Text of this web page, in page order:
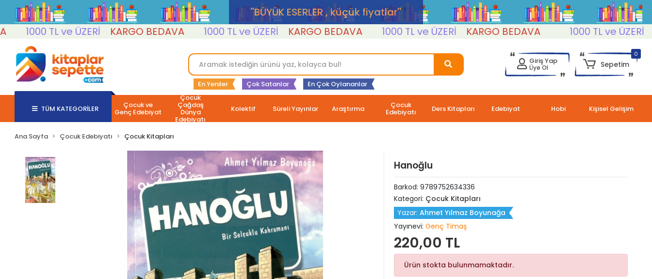
''BÜYÜK ESERLER , küçük fiyatlar''
1000 TL ve ÜZERİ
KARGO BEDAVA 1000 TL ve ÜZERİ KARGO BEDAVA 1000 TL ve ÜZERİ KARGO BEDAVA 1000 TL ve ÜZERİ
En Yeniler Çok Satanlar En Çok Oylananlar
Giriş Yap
Üye Ol
0
Sepetim
TÜM KATEGORİLER Çocuk ve
Genç Edebiyat
Çocuk
Çağdaş
Dünya
Edebiyatı
Kolektif Süreli Yayınlar Araştırma Çocuk
Edebiyatı Ders Kitapları Edebiyat Hobi Kişisel Gelişim
Ana Sayfa Çocuk Edebiyatı Çocuk Kitapları
Hanoğlu
Barkod: 9789752634336
Kategori: Çocuk Kitapları
Yazar: Ahmet Yılmaz Boyunağa
Yayınevi: Genç Timaş
220,00 TL
Ürün stokta bulunmamaktadır.